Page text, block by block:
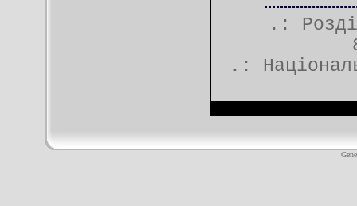
.:
.: